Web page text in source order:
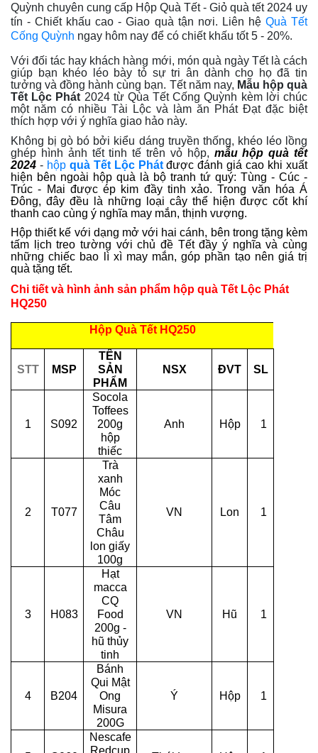
Quỳnh chuyên cung cấp Hộp Quà Tết - Giỏ quà tết 2024 uy
tín - Chiết khấu cao - Giao quà tận nơi. Liên hệ Quà Tết
Cống Quỳnh ngay hôm nay để có chiết khấu tốt 5 - 20%.
Với đối tác hay khách hàng mới, món quà ngày Tết là cách
giúp bạn khéo léo bày tỏ sự tri ân dành cho họ đã tin
tưởng và đồng hành cùng bạn. Tết năm nay, Mẫu hộp quà
Tết Lộc Phát 2024 từ Qùa Tết Cống Quỳnh kèm lời chúc
một năm có nhiều Tài Lộc và làm ăn Phát Đạt đặc biệt
thích hợp với ý nghĩa giao hảo này.
Không bị gò bó bởi kiểu dáng truyền thống, khéo léo lồng
ghép hình ảnh tết tinh tế trên vỏ hộp, mẫu hộp quà tết
2024 - hộp quà Tết Lộc Phát được đánh giá cao khi xuất
hiện bên ngoài hộp quà là bộ tranh tứ quý: Tùng - Cúc -
Trúc - Mai được ép kim đầy tinh xảo. Trong văn hóa Á
Đông, đây đều là những loại cây thể hiện được cốt khí
thanh cao cùng ý nghĩa may mắn, thịnh vượng.
Hộp thiết kế với dạng mở với hai cánh, bên trong tặng kèm
tấm lịch treo tường với chủ đề Tết đầy ý nghĩa và cùng
những chiếc bao lì xì may mắn, góp phần tạo nên giá trị
quà tặng tết.
Chi tiết và hình ảnh sản phẩm hộp quà Tết Lộc Phát
HQ250
Hộp Quà Tết HQ250
STT MSP
TÊN
SẢN
PHẨM
NSX ĐVT SL
1 S092
Socola
Toffees
200g
hộp
thiếc
Anh Hộp 1
2 T077
Trà
xanh
Móc
Câu
Tâm
Châu
lon giấy
100g
VN Lon 1
3 H083
Hạt
macca
CQ
Food
200g -
hũ thủy
tinh
VN Hũ 1
4 B204
Bánh
Qui Mật
Ong
Misura
200G
Ý Hộp 1
Nescafe
Redcup